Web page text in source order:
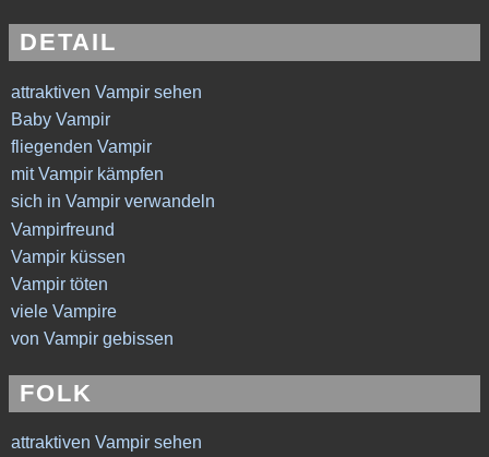
DETAIL
attraktiven Vampir sehen
Baby Vampir
fliegenden Vampir
mit Vampir kämpfen
sich in Vampir verwandeln
Vampirfreund
Vampir küssen
Vampir töten
viele Vampire
von Vampir gebissen
FOLK
attraktiven Vampir sehen